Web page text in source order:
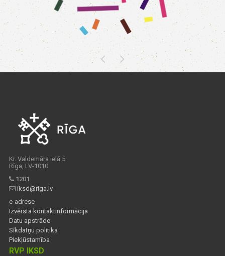
Kr. Valdemāra ielā 5
Rīga, LV-1010
1201
iksd@riga.lv
e-adrese
Izvērsta kontaktinformācija
Datu apstrāde
Sīkdatņu politika
Piekļūstamība
RVP IKSD